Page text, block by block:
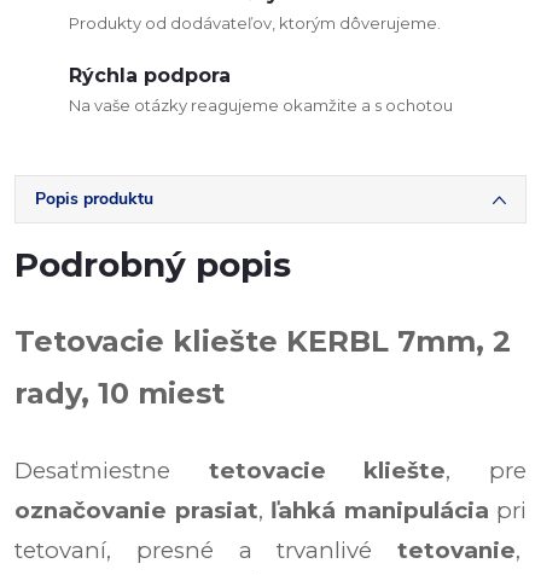
Produkty od dodávateľov, ktorým dôverujeme.
Rýchla podpora
Na vaše otázky reagujeme okamžite a s ochotou
Popis produktu
Podrobný popis
Tetovacie kliešte KERBL 7mm, 2
rady, 10 miest
Desaťmiestne tetovacie kliešte, pre
označovanie prasiat, ľahká manipulácia pri
tetovaní, presné a trvanlivé tetovanie,